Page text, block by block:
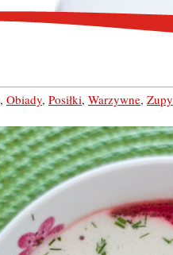
, Obiady, Posiłki, Warzywne, Zupy